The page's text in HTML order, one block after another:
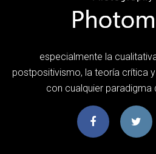
especialmente la
postpositivismo, la teoría crítica
con cualquier paradigma